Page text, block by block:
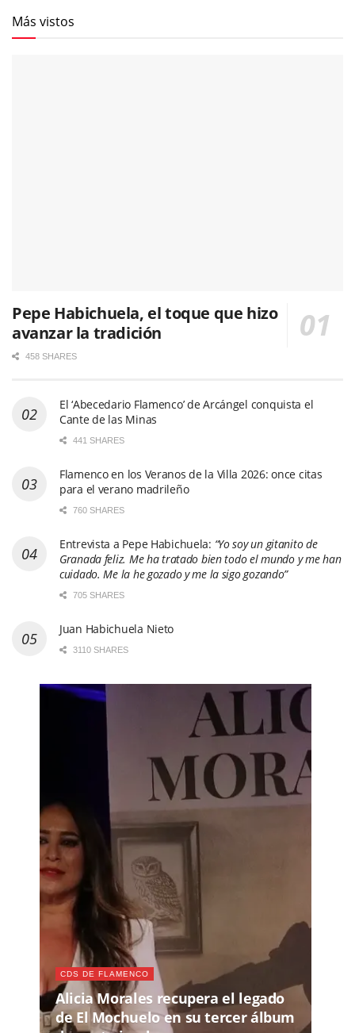
Más vistos
Pepe Habichuela, el toque que hizo
avanzar la tradición
458 SHARES
El ‘Abecedario Flamenco’ de Arcángel conquista el
Cante de las Minas
441 SHARES
Flamenco en los Veranos de la Villa 2026: once citas
para el verano madrileño
760 SHARES
Entrevista a Pepe Habichuela: “Yo soy un gitanito de
Granada feliz. Me ha tratado bien todo el mundo y me han
cuidado. Me la he gozado y me la sigo gozando”
705 SHARES
Juan Habichuela Nieto
3110 SHARES
CDS DE FLAMENCO
Alicia Morales recupera el legado
de El Mochuelo en su tercer álbum